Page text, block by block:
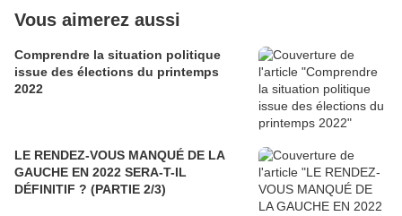
Vous aimerez aussi
Comprendre la situation politique
issue des élections du printemps
2022
LE RENDEZ-VOUS MANQUÉ DE LA
GAUCHE EN 2022 SERA-T-IL
DÉFINITIF ? (PARTIE 2/3)